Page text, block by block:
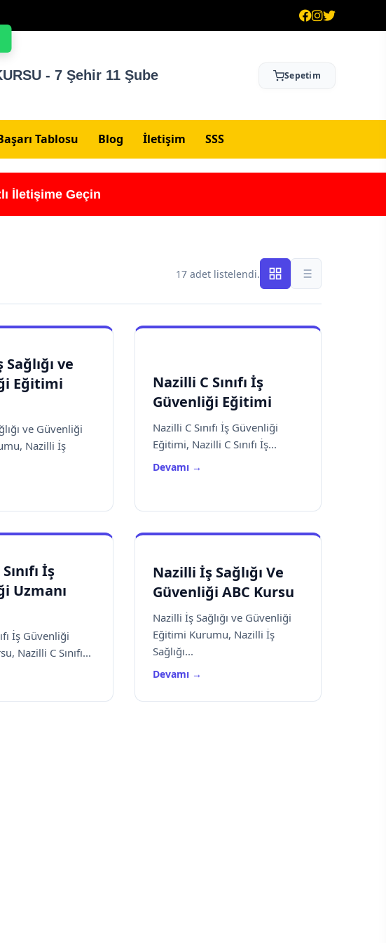
- 7 Şehir 11 Şube Sepetim
Tablosu Blog İletişim SSS
İletişime Geçin
17 adet listelendi.
ve
Eğitimi
ve Güvenliği
Nazilli İş
Nazilli C Sınıfı İş
Güvenliği Eğitimi
Nazilli C Sınıfı İş Güvenliği
Eğitimi, Nazilli C Sınıfı İş...
Devamı →
İş
Uzmanı
İş Güvenliği
Nazilli C Sınıfı...
Nazilli İş Sağlığı Ve
Güvenliği ABC Kursu
Nazilli İş Sağlığı ve Güvenliği
Eğitimi Kurumu, Nazilli İş
Sağlığı...
Devamı →